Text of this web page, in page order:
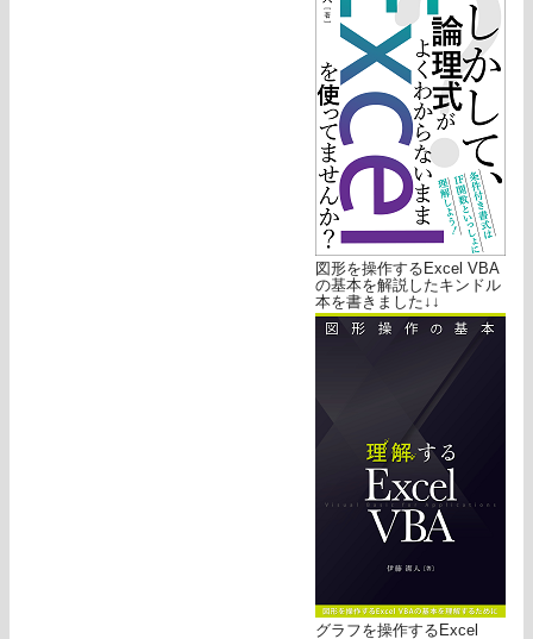
図形を操作するExcel VBA
の基本を解説したキンドル
本を書きました↓↓
グラフを操作するExcel